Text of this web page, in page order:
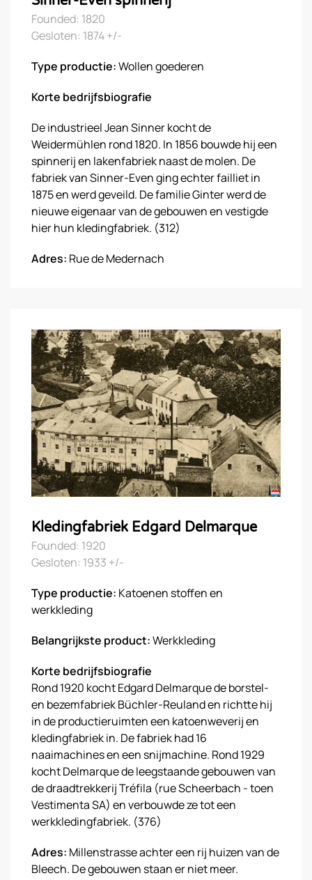
Founded: 1820
Gesloten: 1874 +/-
Type productie:Wollen goederen
Korte bedrijfsbiografie
De industrieel Jean Sinner kocht de
Weidermühlen rond 1820. In 1856 bouwde hij een
spinnerij en lakenfabriek naast de molen. De
fabriek van Sinner-Even ging echter failliet in
1875 en werd geveild. De familie Ginter werd de
nieuwe eigenaar van de gebouwen en vestigde
hier hun kledingfabriek. (312)
Adres: Rue de Medernach
Kledingfabriek Edgard Delmarque
Founded: 1920
Gesloten: 1933 +/-
Type productie: Katoenen stoffen en
werkkleding
Belangrijkste product:Werkkleding
Korte bedrijfsbiografie
Rond 1920 kocht Edgard Delmarque de borstel-
en bezemfabriek Büchler-Reuland en richtte hij
in de productieruimten een katoenweverij en
kledingfabriek in. De fabriek had 16
naaimachines en een snijmachine. Rond 1929
kocht Delmarque de leegstaande gebouwen van
de draadtrekkerij Tréfila (rue Scheerbach - toen
Vestimenta SA) en verbouwde ze tot een
werkkledingfabriek. (376)
Adres: Millenstrasse achter een rij huizen van de
Bleech. De gebouwen staan er niet meer.